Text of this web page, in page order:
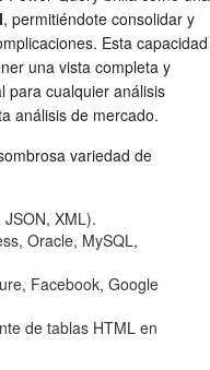
, permitiéndote consolidar y
Esta capacidad
una vista completa y
para cualquier análisis
análisis de mercado.
variedad de
JSON, XML).
Oracle, MySQL,
Facebook, Google
de tablas HTML en